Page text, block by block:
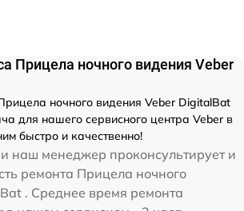
Прицела ночного видения Veber
ночного видения Veber DigitalBat
для нашего сервисного центра Veber в
быстро и качественно!
наш менеджер проконсультирует и
ремонта Прицела ночного
. Среднее время ремонта